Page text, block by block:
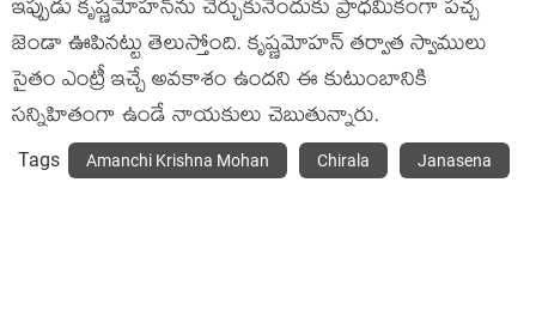
ఇప్పుడు కృష్ణ‌మోహ‌న్‌ను చేర్చుకునేందుకు ప్రాధ‌మికంగా ప‌చ్చ
జెండా ఊపిన‌ట్టు తెలుస్తోంది. కృష్ణ‌మోహ‌న్ త‌ర్వాత స్వాములు
సైతం ఎంట్రీ ఇచ్చే అవ‌కాశం ఉంద‌ని ఈ కుటుంబానికి
స‌న్నిహితంగా ఉండే నాయ‌కులు చెబుతున్నారు.
Tags Amanchi Krishna Mohan Chirala Janasena